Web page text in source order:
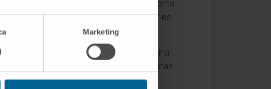
Marketing
escamoso y 239 con adenocarcinoma.
Houston (Estados Unidos) y de las series
internacional NATCH.
of Pathology del ámbito de la medicina
expresión conjunta de estas proteínas